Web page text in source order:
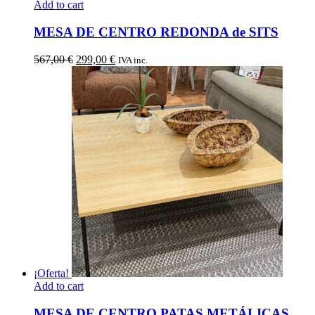
Add to cart
MESA DE CENTRO REDONDA de SITS
567,00€ El
precio
original
era:
567,00 €.
299,00 €El
precio
actual
es:
299,00 €.
IVA inc.
¡Oferta!
Add to cart